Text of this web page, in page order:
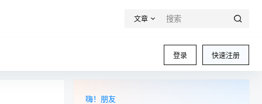
文章
登录 快速注册
嗨！朋友